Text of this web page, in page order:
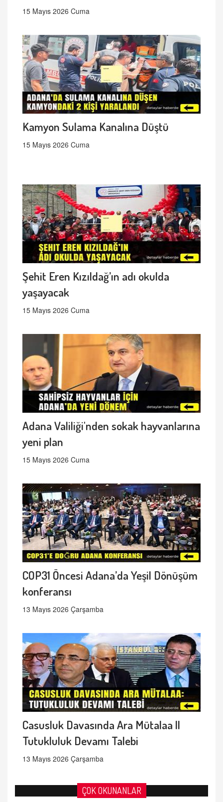
15 Mayıs 2026 Cuma
Kamyon Sulama Kanalına Düştü
15 Mayıs 2026 Cuma
Şehit Eren Kızıldağ’ın adı okulda
yaşayacak
15 Mayıs 2026 Cuma
Adana Valiliği'nden sokak hayvanlarına
yeni plan
15 Mayıs 2026 Cuma
COP31 Öncesi Adana’da Yeşil Dönüşüm
konferansı
13 Mayıs 2026 Çarşamba
Casusluk Davasında Ara Mütalaa ||
Tutukluluk Devamı Talebi
13 Mayıs 2026 Çarşamba
ÇOK OKUNANLAR